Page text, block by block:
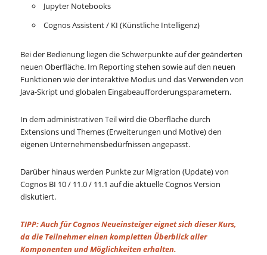
Jupyter Notebooks
Cognos Assistent / KI (Künstliche Intelligenz)
Bei der Bedienung liegen die Schwerpunkte auf der geänderten
neuen Oberfläche. Im Reporting stehen sowie auf den neuen
Funktionen wie der interaktive Modus und das Verwenden von
Java-Skript und globalen Eingabeaufforderungsparametern.
In dem administrativen Teil wird die Oberfläche durch
Extensions und Themes (Erweiterungen und Motive) den
eigenen Unternehmensbedürfnissen angepasst.
Darüber hinaus werden Punkte zur Migration (Update) von
Cognos BI 10 / 11.0 / 11.1 auf die aktuelle Cognos Version
diskutiert.
TIPP: Auch für Cognos Neueinsteiger eignet sich dieser Kurs,
da die Teilnehmer einen kompletten Überblick aller
Komponenten und Möglichkeiten erhalten.